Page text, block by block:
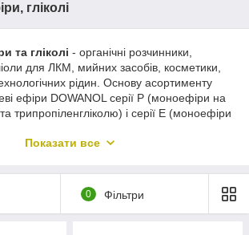
гліколі
та гліколі - органічні розчинники,
для ЛКМ, мийних засобів, косметики,
рідин. Основу асортименту
ефіри DOWANOL серії P (моноефіри на
трипропіленгліколю) і серії E (моноефіри
група, яка і забезпечує їхню
Filmer IBT (TMPD-MIB, аналог
77-4) і гліцерин (CAS №56-81-5).
ефіри) - сприятливіший
Показати все
0 Фільтри